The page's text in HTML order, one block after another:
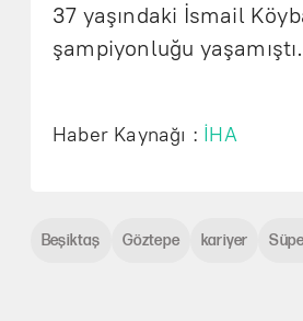
37 yaşındaki İsmail
şampiyonluğu yaşamıştı.
Haber Kaynağı : İHA
Beşiktaş Göztepe kariyer